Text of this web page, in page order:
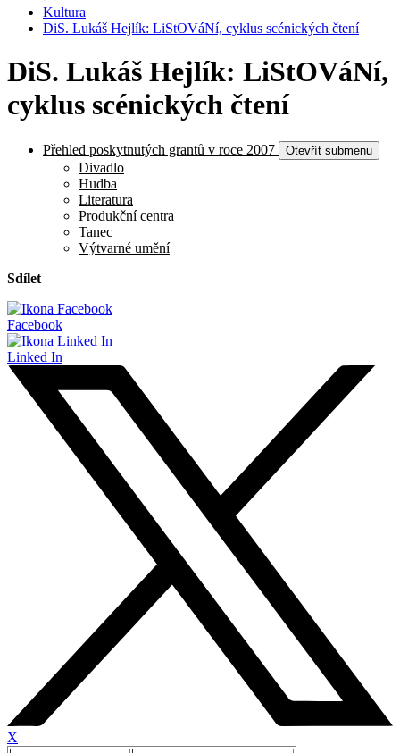
Kultura
DiS. Lukáš Hejlík: LiStOVáNí, cyklus scénických čtení
DiS. Lukáš Hejlík: LiStOVáNí,
cyklus scénických čtení
Přehled poskytnutých grantů v roce 2007 Otevřít submenu
Divadlo
Hudba
Literatura
Produkční centra
Tanec
Výtvarné umění
Sdílet
Facebook
Linked In
X